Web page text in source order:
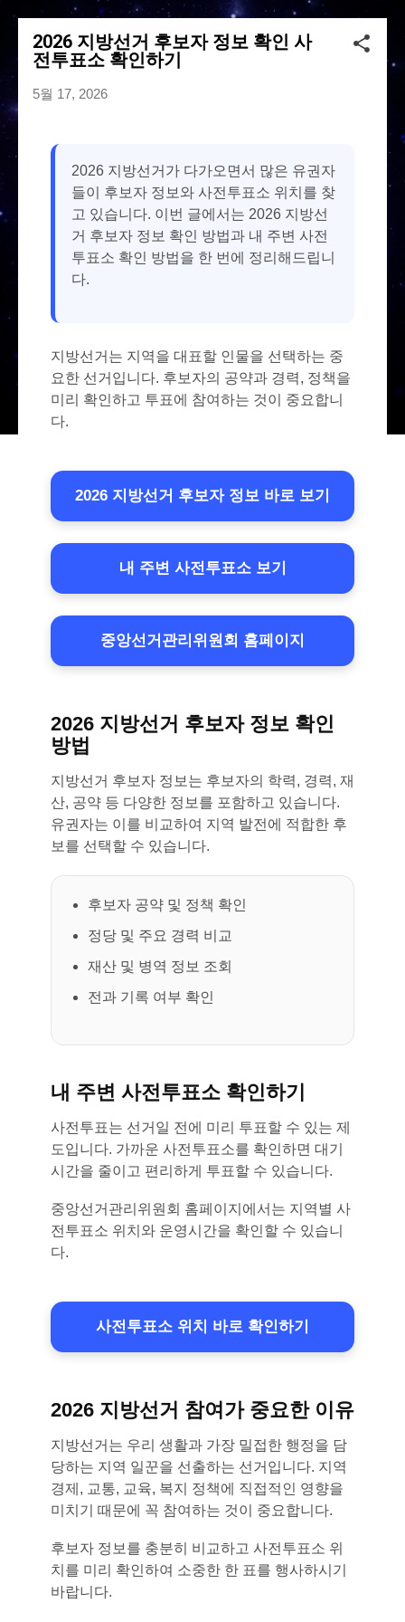
기본 콘텐츠로 건너뛰기
2026 지방선거 후보자 정보 확인 사
전투표소 확인하기
5월 17, 2026
2026 지방선거가 다가오면서 많은 유권자
들이 후보자 정보와 사전투표소 위치를 찾
고 있습니다. 이번 글에서는 2026 지방선
거 후보자 정보 확인 방법과 내 주변 사전
투표소 확인 방법을 한 번에 정리해드립니
다.
지방선거는 지역을 대표할 인물을 선택하는 중
요한 선거입니다. 후보자의 공약과 경력, 정책을
미리 확인하고 투표에 참여하는 것이 중요합니
다.
2026 지방선거 후보자 정보 바로 보기
내 주변 사전투표소 보기
중앙선거관리위원회 홈페이지
2026 지방선거 후보자 정보 확인
방법
지방선거 후보자 정보는 후보자의 학력, 경력, 재
산, 공약 등 다양한 정보를 포함하고 있습니다.
유권자는 이를 비교하여 지역 발전에 적합한 후
보를 선택할 수 있습니다.
후보자 공약 및 정책 확인
정당 및 주요 경력 비교
재산 및 병역 정보 조회
전과 기록 여부 확인
내 주변 사전투표소 확인하기
사전투표는 선거일 전에 미리 투표할 수 있는 제
도입니다. 가까운 사전투표소를 확인하면 대기
시간을 줄이고 편리하게 투표할 수 있습니다.
중앙선거관리위원회 홈페이지에서는 지역별 사
전투표소 위치와 운영시간을 확인할 수 있습니
다.
사전투표소 위치 바로 확인하기
2026 지방선거 참여가 중요한 이유
지방선거는 우리 생활과 가장 밀접한 행정을 담
당하는 지역 일꾼을 선출하는 선거입니다. 지역
경제, 교통, 교육, 복지 정책에 직접적인 영향을
미치기 때문에 꼭 참여하는 것이 중요합니다.
후보자 정보를 충분히 비교하고 사전투표소 위
치를 미리 확인하여 소중한 한 표를 행사하시기
바랍니다.